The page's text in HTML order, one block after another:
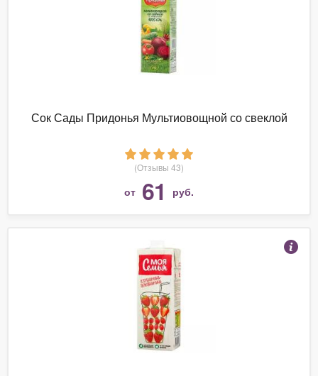
Сок Сады Придонья Мультиовощной со свеклой
(Отзывы 43)
от 61 руб.